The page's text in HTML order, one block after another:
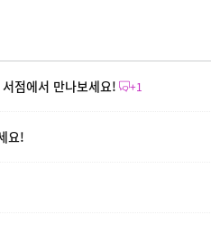
점에서 만나보세요! +1
요!